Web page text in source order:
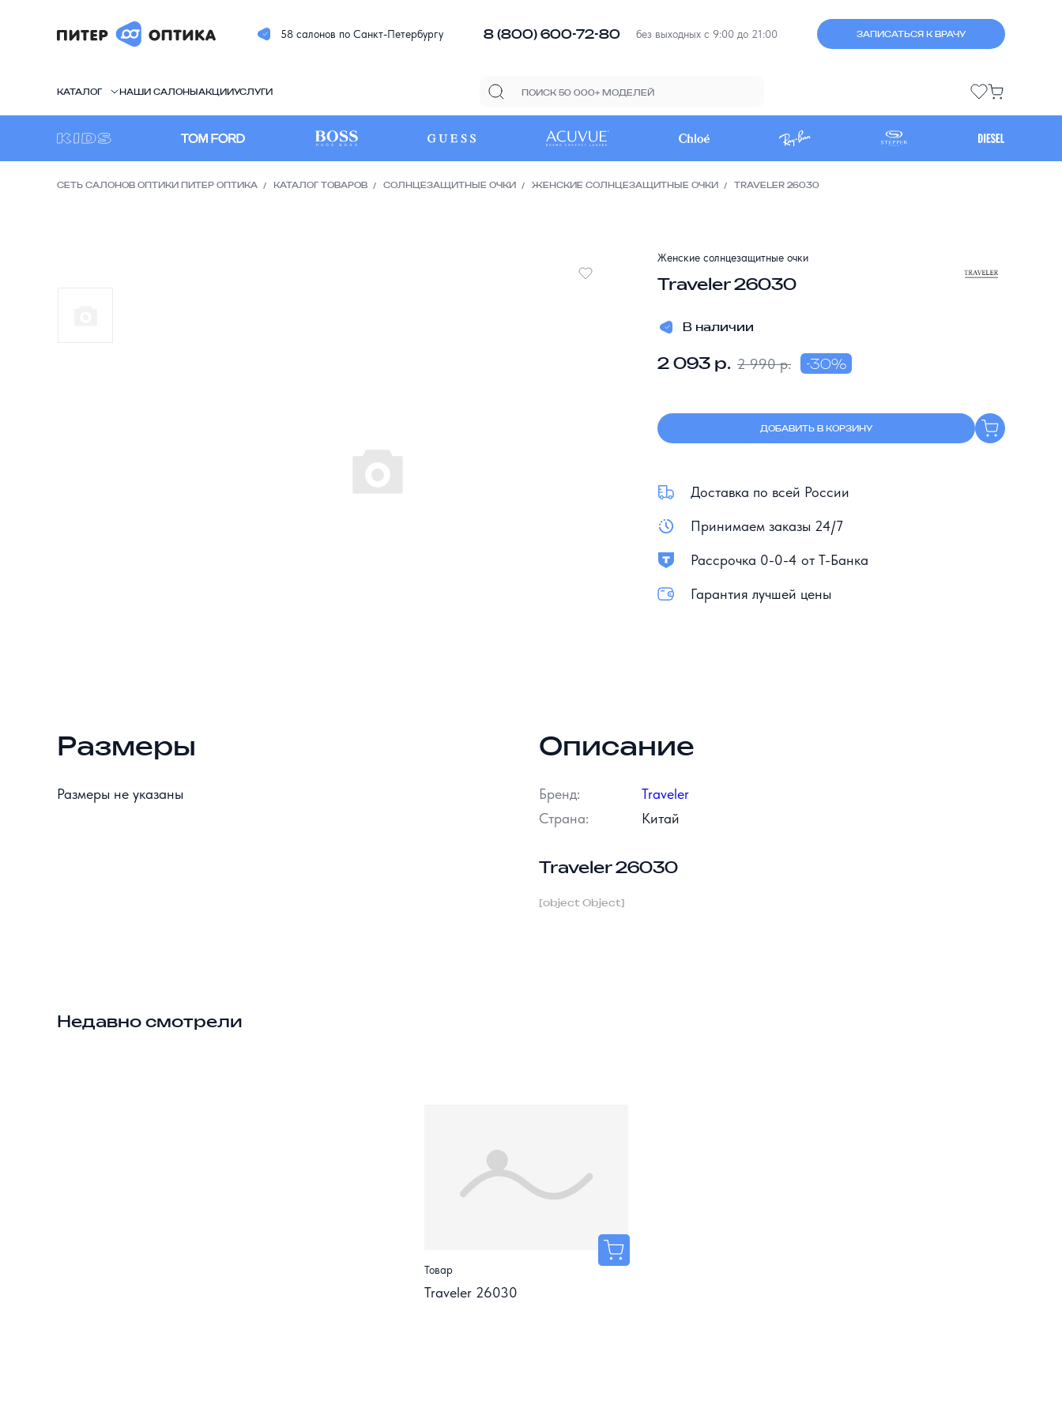
58 салонов по Санкт-Петербургу 8 (800) 600-72-80 без выходных с 9:00 до 21:00 ЗАПИСАТЬСЯ К ВРАЧУ
КАТАЛОГ НАШИ САЛОНЫАКЦИИУСЛУГИ
СЕТЬ САЛОНОВ ОПТИКИ ПИТЕР ОПТИКА КАТАЛОГ ТОВАРОВ СОЛНЦЕЗАЩИТНЫЕ ОЧКИ ЖЕНСКИЕ СОЛНЦЕЗАЩИТНЫЕ ОЧКИ TRAVELER 26030
Женские солнцезащитные очки
Traveler 26030
В наличии
2 093 р. 2 990 р. -30%
ДОБАВИТЬ В КОРЗИНУ
Доставка по всей России
Принимаем заказы 24/7
Рассрочка 0-0-4 от Т-Банка
Гарантия лучшей цены
Размеры
Размеры не указаны
Описание
Бренд:
Traveler
Страна:
Китай
Traveler 26030
[object Object]
Недавно смотрели
Товар
Traveler 26030